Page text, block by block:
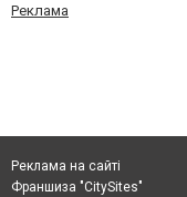
Реклама
Реклама на сайті
Франшиза "CitySites"